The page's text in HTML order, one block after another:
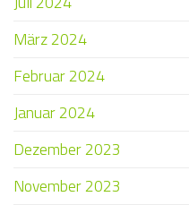
März 2024
Februar 2024
Januar 2024
Dezember 2023
November 2023